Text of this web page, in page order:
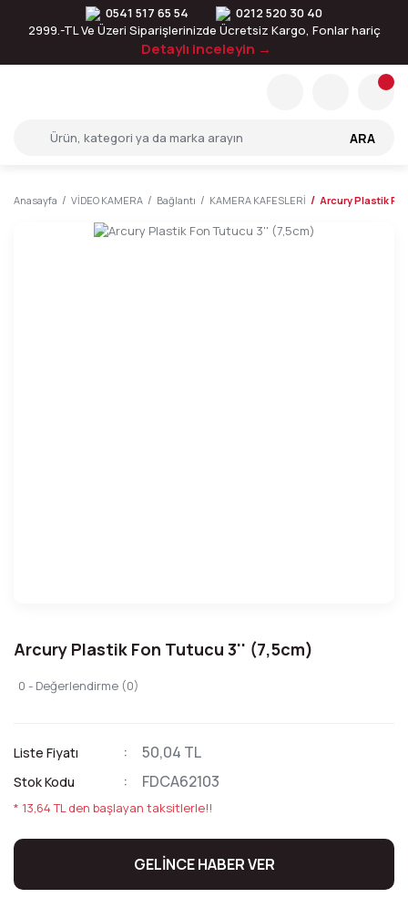
0541 517 65 54
0212 520 30 40
2999.-TL Ve Üzeri Siparişlerinizde Ücretsiz Kargo, Fonlar hariç
Detaylı inceleyin →
ARA
Anasayfa VİDEO KAMERA Bağlantı KAMERA KAFESLERİ Arcury Plastik
Arcury Plastik Fon Tutucu 3'' (7,5cm)
0 - Değerlendirme (0)
Liste Fiyatı 50,04 TL
Stok Kodu FDCA62103
* 13,64 TL den başlayan taksitlerle!!
GELİNCE HABER VER